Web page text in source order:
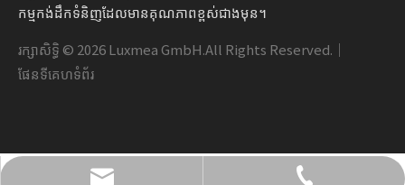
កម្មកង់ដឹកទំនិញដែលមានគុណភាពខ្ពស់ជាងមុន។
រក្សាសិទ្ធិ © 2026Luxmea GmbH.All Rights Reserved.｜
ផែនទីគេហទំព័រ